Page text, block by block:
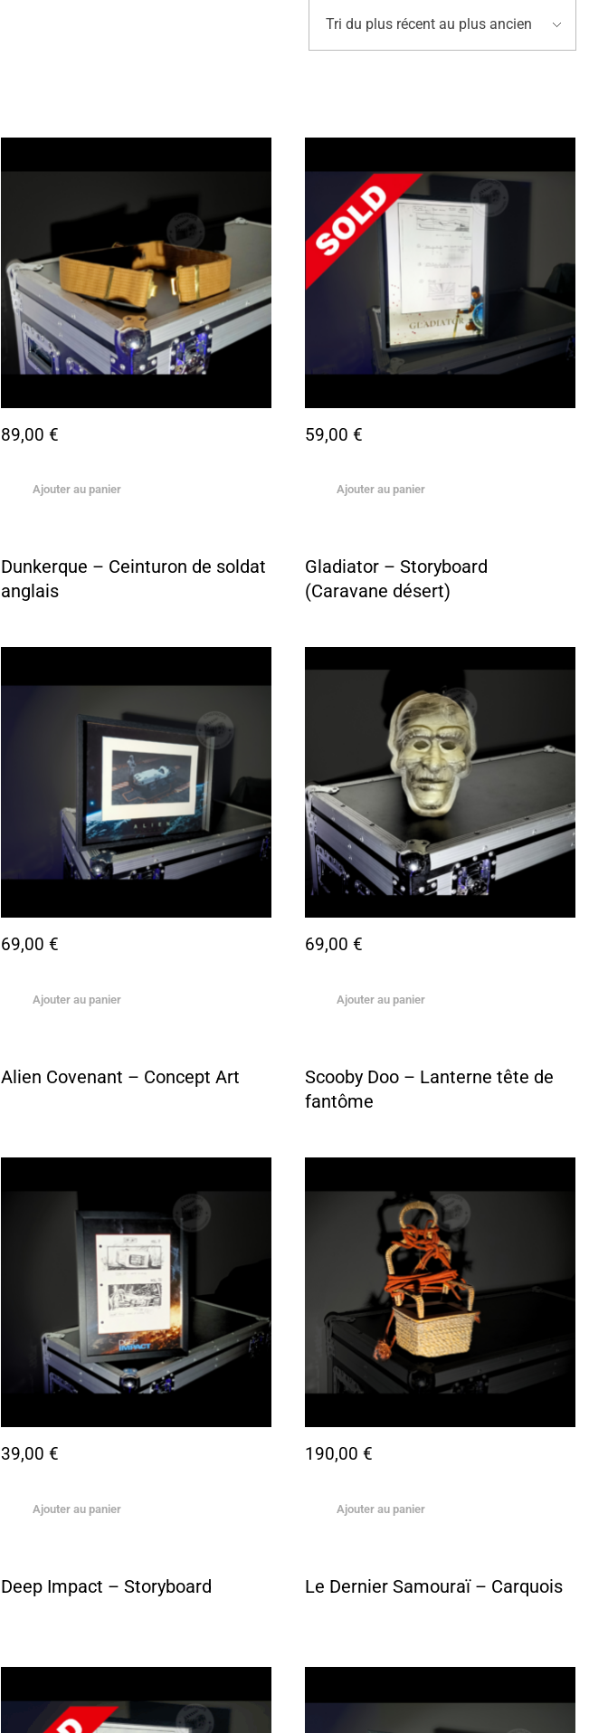
Dunkerque – Ceinturon de soldat
anglais
89,00€
Ajouter au panier
Gladiator – Storyboard
(Caravane désert)
59,00 €
Ajouter au panier
Alien Covenant – Concept Art
69,00€
Ajouter au panier
Scooby Doo – Lanterne tête de
fantôme
69,00 €
Ajouter au panier
Deep Impact – Storyboard
39,00€
Ajouter au panier
Le Dernier Samouraï – Carquois
190,00 €
Ajouter au panier